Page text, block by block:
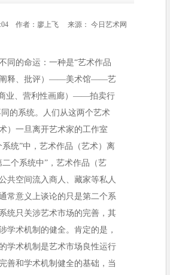
作者： 廖上飞 来源： 今日艺术网
同的命运：一种是“艺术作品
阐释、批评）——美术馆——艺
业、营利性画廊）——拍卖行
的系统。人们从这两个艺术
）一旦离开艺术家的工作室
统”中，艺术作品（艺术）离
个系统中”，艺术作品（艺
空间流入商人、藏家等私人
常意义上谈论的只是第二个系
统只关涉艺术市场的完善，其
学术机制的健全。肯定的是，
学术机制是艺术市场良性运行
善和学术机制健全的基础，当